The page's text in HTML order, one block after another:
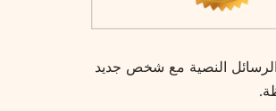
الرسائل النصية مع شخص جديد